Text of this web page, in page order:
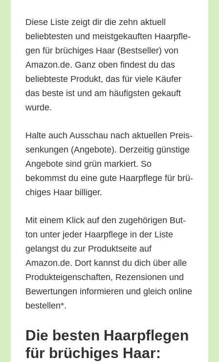
Die­se Lis­te zeigt dir die zehn aktu­ell
belieb­tes­ten und meist­ge­kauf­ten Haar­pfle­
gen für brü­chi­ges Haar (Best­sel­ler) von
Amazon.de. Ganz oben fin­dest du das
belieb­tes­te Pro­dukt, das für vie­le Käu­fer
das bes­te ist und am häu­figs­ten gekauft
wurde.
Hal­te auch Aus­schau nach aktu­el­len Preis­
sen­kun­gen (Ange­bo­te). Der­zei­tig güns­ti­ge
Ange­bo­te sind grün mar­kiert. So
bekommst du eine gute Haar­pfle­ge für brü­
chi­ges Haar billiger.
Mit einem Klick auf den zuge­hö­ri­gen But­
ton unter jeder Haar­pfle­ge in der Lis­te
gelangst du zur Pro­dukt­sei­te auf
Amazon.de. Dort kannst du dich über alle
Pro­duk­tei­gen­schaf­ten, Rezen­sio­nen und
Bewer­tun­gen infor­mie­ren und gleich online
bestellen*.
Die bes­ten Haar­pfle­gen
für brü­chi­ges Haar: